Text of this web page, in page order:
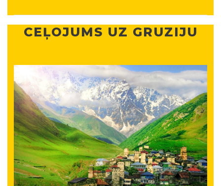
CEĻOJUMS UZ GRUZIJU